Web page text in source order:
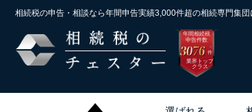
相続税の申告・相談なら年間申告実績3,000件超の相続専門集
年間相続税
申告件数
3076 ※
件
業界トップ
クラス